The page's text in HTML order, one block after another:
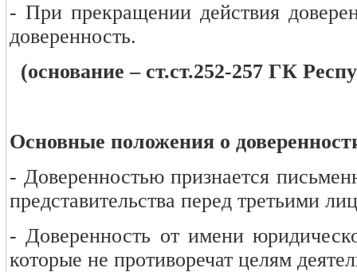
- При прекращении действия
доверенность.
(основание – ст.ст.252-257 ГК
Основные положения о
- Доверенностью признается
представительства перед третьими
- Доверенность от имени
которые не противоречат целям